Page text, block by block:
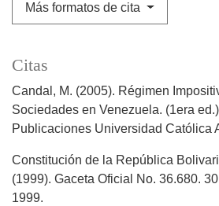
Más formatos de cita
Citas
Candal, M. (2005). Régimen
Sociedades en Venezuela. (1era
Publicaciones Universidad Católica
Constitución de la República
(1999). Gaceta Oficial No. 36.680.
1999.